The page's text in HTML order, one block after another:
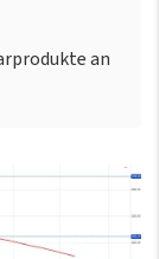
an